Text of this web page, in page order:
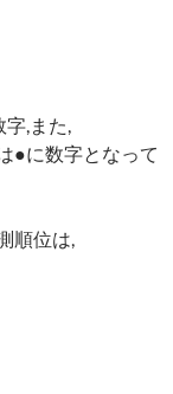
,また,
●に数字となって
順位は,